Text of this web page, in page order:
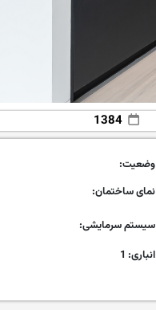
1384
وضعیت:
نمای ساختمان:
سیستم سرمایشی:
انباری: 1